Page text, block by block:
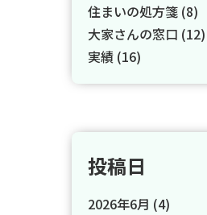
住まいの処方箋 (8)
大家さんの窓口 (12)
実績 (16)
投稿日
2026年6月 (4)